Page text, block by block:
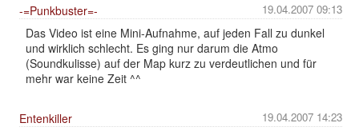
19.04.2007 09:13
-=Punkbuster=-
Das Video ist eine Mini-Aufnahme, auf jeden Fall zu dunkel
und wirklich schlecht. Es ging nur darum die Atmo
(Soundkulisse) auf der Map kurz zu verdeutlichen und für
mehr war keine Zeit ^^
19.04.2007 14:23
Entenkiller